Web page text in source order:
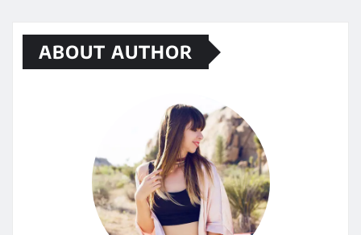
ABOUT AUTHOR